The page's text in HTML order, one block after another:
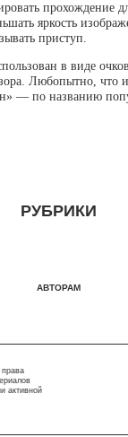
прохождение
яркость
приступ.
в виде
Любопытно, что
— по названию
РУБРИКИ
АВТОРАМ
активной